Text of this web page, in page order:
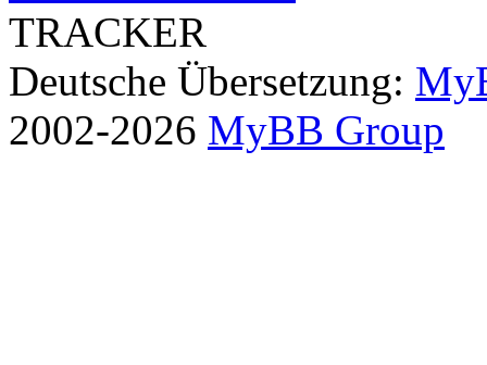
TRACKER
Deutsche Übersetzung:
2002-2026 MyBB Group